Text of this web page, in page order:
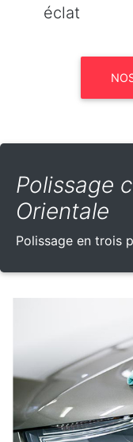
éclat
Polissage
Orientale
Polissage en trois